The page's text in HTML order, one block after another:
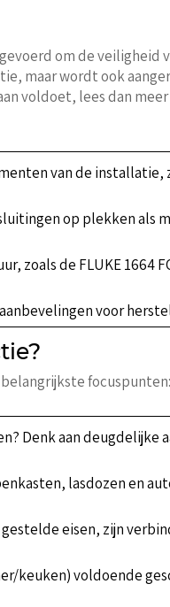
om de veiligheid
maar wordt ook
voldoet, lees dan
van de installatie,
op plekken als
zoals de FLUKE 1664
voor
focuspunten:
Denk aan deugdelijke
lasdozen en
eisen, zijn
keuken) voldoende